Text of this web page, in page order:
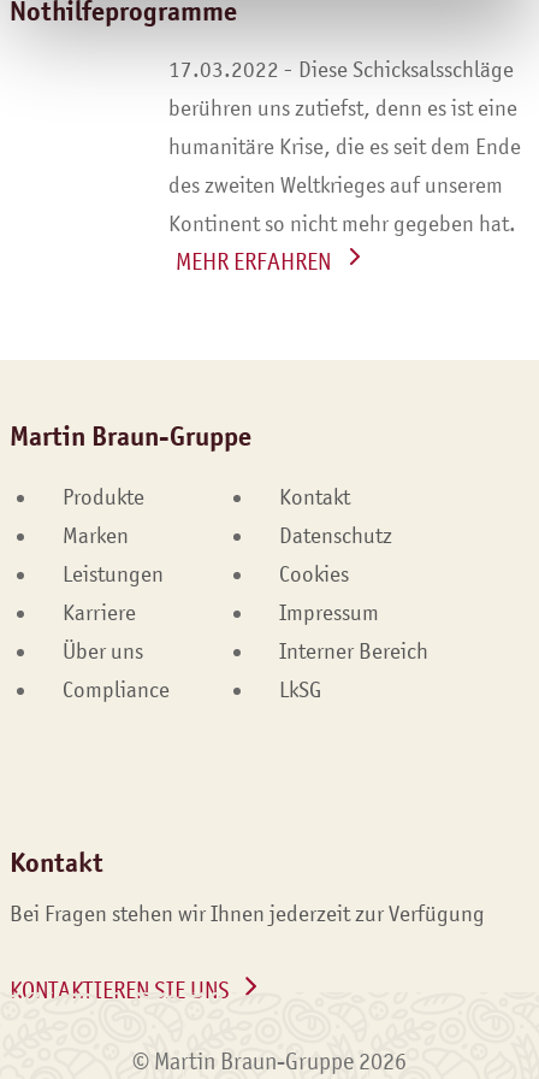
Nothilfeprogramme
Diese Schicksalsschläge
berühren uns zutiefst, denn es ist eine
humanitäre Krise, die es seit dem Ende
des zweiten Weltkrieges auf unserem
Kontinent so nicht mehr gegeben hat.
WEITERLESEN
Martin Braun-Gruppe
Produkte
Kontakt
Marken
Datenschutz
Leistungen
Cookies
Karriere
Impressum
Über uns
Interner Bereich
Compliance
LkSG
Kontakt
Bei Fragen stehen wir Ihnen jederzeit zur Verfügung
KONTAKTIEREN SIE UNS
© Martin Braun-Gruppe 2026